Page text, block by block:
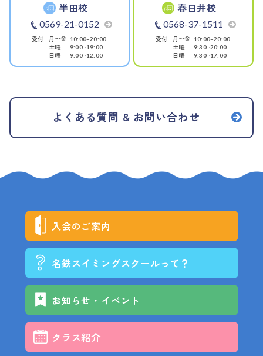
半田校
0569-21-0152
受付 月〜金 10:00~20:00
土曜 9:00~19:00
日曜 9:00~12:00
春日井校
0568-37-1511
受付 月〜金 10:00~20:00
土曜 9:30~20:00
日曜 9:30~17:00
よくある質問 & お問い合わせ
入会のご案内
名鉄スイミングスクールって？
お知らせ・イベント
クラス紹介